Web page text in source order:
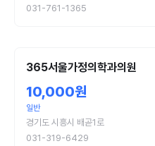
031-761-1365
365서울가정의학과의원
10,000원
일반
경기도 시흥시 배곧1로
031-319-6429